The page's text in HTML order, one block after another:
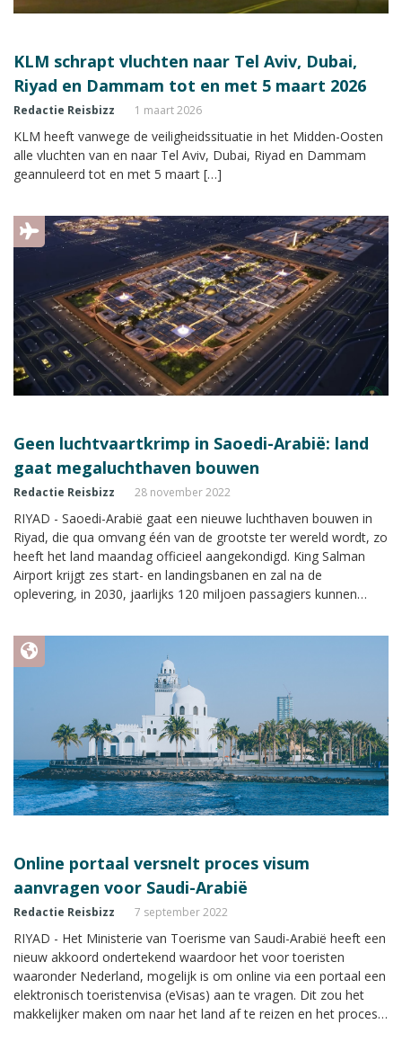
KLM schrapt vluchten naar Tel Aviv, Dubai,
Riyad en Dammam tot en met 5 maart 2026
Redactie Reisbizz 1 maart 2026
KLM heeft vanwege de veiligheidssituatie in het Midden-Oosten
alle vluchten van en naar Tel Aviv, Dubai, Riyad en Dammam
geannuleerd tot en met 5 maart […]
Geen luchtvaartkrimp in Saoedi-Arabië: land
gaat megaluchthaven bouwen
Redactie Reisbizz 28 november 2022
RIYAD - Saoedi-Arabië gaat een nieuwe luchthaven bouwen in
Riyad, die qua omvang één van de grootste ter wereld wordt, zo
heeft het land maandag officieel aangekondigd. King Salman
Airport krijgt zes start- en landingsbanen en zal na de
oplevering, in 2030, jaarlijks 120 miljoen passagiers kunnen
miljoen reizigers per jaar. Dat is bijna drie keer Schiphol.
Online portaal versnelt proces visum
aanvragen voor Saudi-Arabië
Redactie Reisbizz 7 september 2022
RIYAD - Het Ministerie van Toerisme van Saudi-Arabië heeft een
nieuw akkoord ondertekend waardoor het voor toeristen
waaronder Nederland, mogelijk is om online via een portaal een
elektronisch toeristenvisa (eVisas) aan te vragen. Dit zou het
makkelijker maken om naar het land af te reizen en het proces